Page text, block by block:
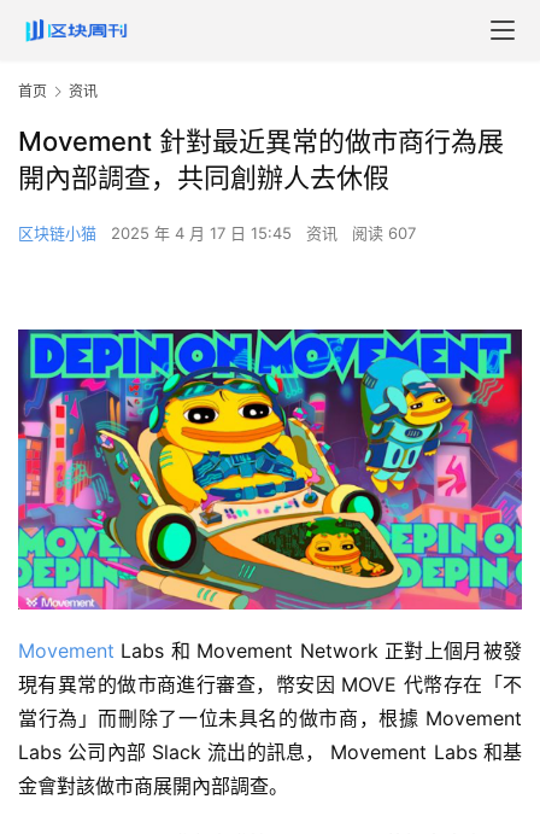
首页 资讯
Movement 針對最近異常的做市商行為展
開內部調查，共同創辦人去休假
区块链小猫 2025 年 4 月 17 日 15:45 资讯 阅读 607
Movement Labs 和 Movement Network 正對上個月被發
現有異常的做市商進行審查，幣安因 MOVE 代幣存在「不
當行為」而刪除了一位未具名的做市商，根據 Movement
Labs 公司內部 Slack 流出的訊息， Movement Labs 和基
金會對該做市商展開內部調查。